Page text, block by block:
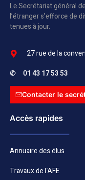
Le Secrétariat général
l’étranger s’efforce de
tenues à jour.
27 rue de la
✆ 01 43 17 53 53
Contacter le
Accès rapides
Annuaire des élus
Travaux de l'AFE